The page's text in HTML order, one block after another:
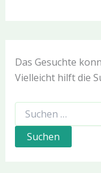
Das Gesuchte
Vielleicht hilft die
Suchen
nach: